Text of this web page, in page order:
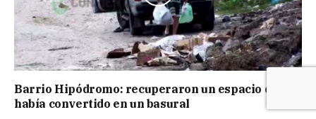
Barrio Hipódromo: recuperaron un espacio que se
había convertido en un basural